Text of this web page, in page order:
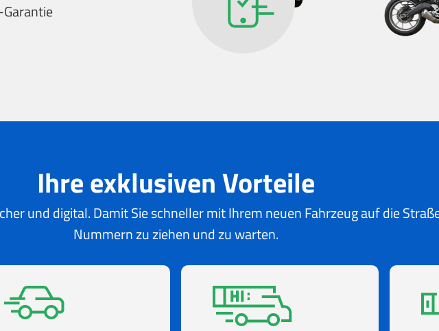
Ihre exklusiven Vorteile
und digital. Damit Sie schneller mit Ihrem neuen Fahrzeug auf die
Nummern zu ziehen und zu warten.